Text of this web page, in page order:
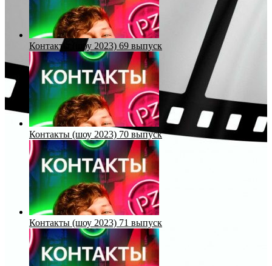
Контакты (шоу 2023) 69 выпуск
Контакты (шоу 2023) 70 выпуск
Контакты (шоу 2023) 71 выпуск